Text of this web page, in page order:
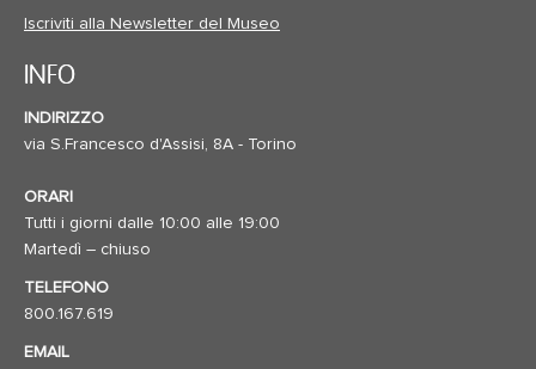
Iscriviti alla Newsletter del Museo
INFO
INDIRIZZO
via S.Francesco d'Assisi, 8A - Torino
ORARI
Tutti i giorni dalle 10:00 alle 19:00
Martedì – chiuso
TELEFONO
800.167.619
EMAIL